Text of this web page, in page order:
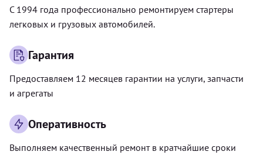
С 1994 года профессионально ремонтируем стартеры
легковых и грузовых автомобилей.
Гарантия
Предоставляем 12 месяцев гарантии на услуги, запчасти
и агрегаты
Оперативность
Выполняем качественный ремонт в кратчайшие сроки